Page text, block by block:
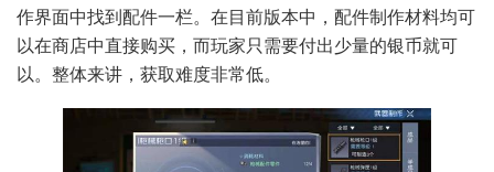
作界面中找到配件一栏。在目前版本中，配件制作材料均可
以在商店中直接购买，而玩家只需要付出少量的银币就可
以。整体来讲，获取难度非常低。